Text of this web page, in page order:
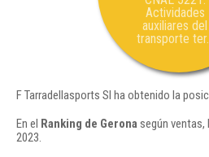
Actividades
auxiliares del
transporte
F Tarradellasports Sl ha obtenido la
En el Ranking de Gerona según ventas,
2023.